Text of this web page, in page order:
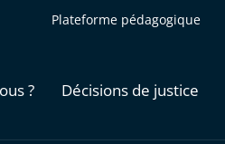
Plateforme pédagogique
? Décisions de justice